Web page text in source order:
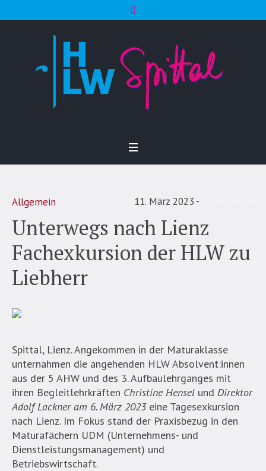
11. März 2023
Allgemein
Unterwegs nach Lienz
Fachexkursion der HLW zu
Liebherr
Spittal, Lienz. Angekommen in der Maturaklasse
unternahmen die angehenden HLW Absolvent:innen
aus der 5 AHW und des 3. Aufbaulehrganges mit
ihren Begleitlehrkräften Christine Henselund Direktor
Adolf Lackner am 6. März 2023 eine Tagesexkursion
nach Lienz. Im Fokus stand der Praxisbezug in den
Maturafächern UDM (Unternehmens- und
Dienstleistungsmanagement) und
Betriebswirtschaft.